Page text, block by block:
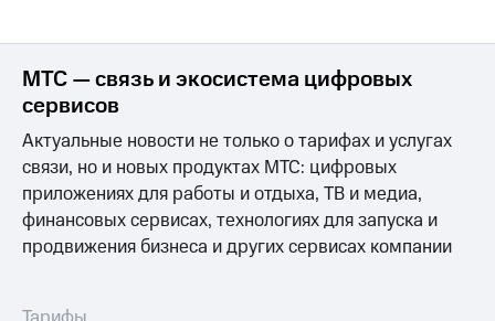
МТС — связь и экосистема цифровых
сервисов
Актуальные новости не только о тарифах и услугах
связи, но и новых продуктах МТС: цифровых
приложениях для работы и отдыха, ТВ и медиа,
финансовых сервисах, технологиях для запуска и
продвижения бизнеса и других сервисах компании